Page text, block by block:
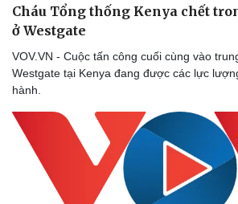
Cháu Tổng thống Kenya chết
ở Westgate
VOV.VN - Cuộc tấn công cuối cùng vào
Westgate tại Kenya đang được các lực
hành.